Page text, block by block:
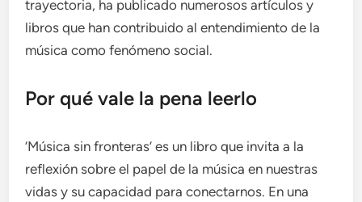
trayectoria, ha publicado numerosos artículos y
libros que han contribuido al entendimiento de la
música como fenómeno social.
Por qué vale la pena leerlo
‘Música sin fronteras’ es un libro que invita a la
reflexión sobre el papel de la música en nuestras
vidas y su capacidad para conectarnos. En una